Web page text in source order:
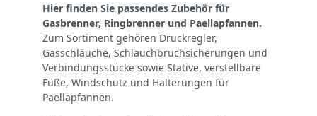
Hier finden Sie passendes Zubehör für
Gasbrenner, Ringbrenner und Paellapfannen.
Zum Sortiment gehören Druckregler,
Gasschläuche, Schlauchbruchsicherungen und
Verbindungsstücke sowie Stative, verstellbare
Füße, Windschutz und Halterungen für
Paellapfannen.